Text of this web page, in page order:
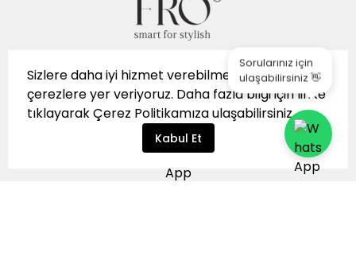
Sizlere daha iyi hizmet verebilmek için sitemizde
çerezlere yer veriyoruz. Daha fazla bilgi içinlinke
tıklayarakÇerez Politikamızaulaşabilirsiniz.
Kabul Et
Sorularınız için
ulaşabilirsiniz 👋